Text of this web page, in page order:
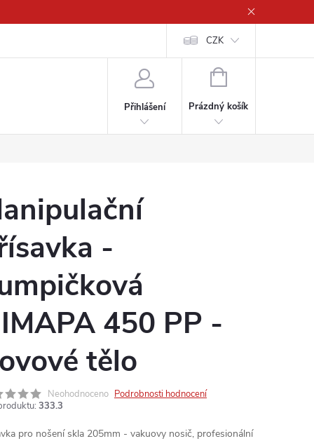
CZK
Přihlášení
NÁKUPNÍ
Prázdný košík
-
450 PP -
tělo
Neohodnoceno Podrobnosti hodnocení
333.3
pro nošení skla 205mm - vakuovy nosič, profesionální